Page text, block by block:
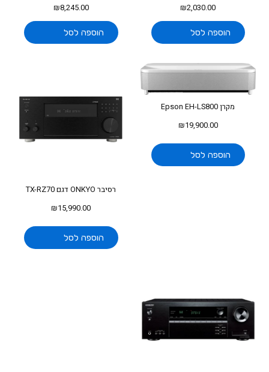
₪2,030.00
הוספה לסל
₪8,245.00
הוספה לסל
מקרן Epson EH-LS800
₪19,900.00
הוספה לסל
רסיבר ONKYO דגם TX-RZ70
₪15,990.00
הוספה לסל